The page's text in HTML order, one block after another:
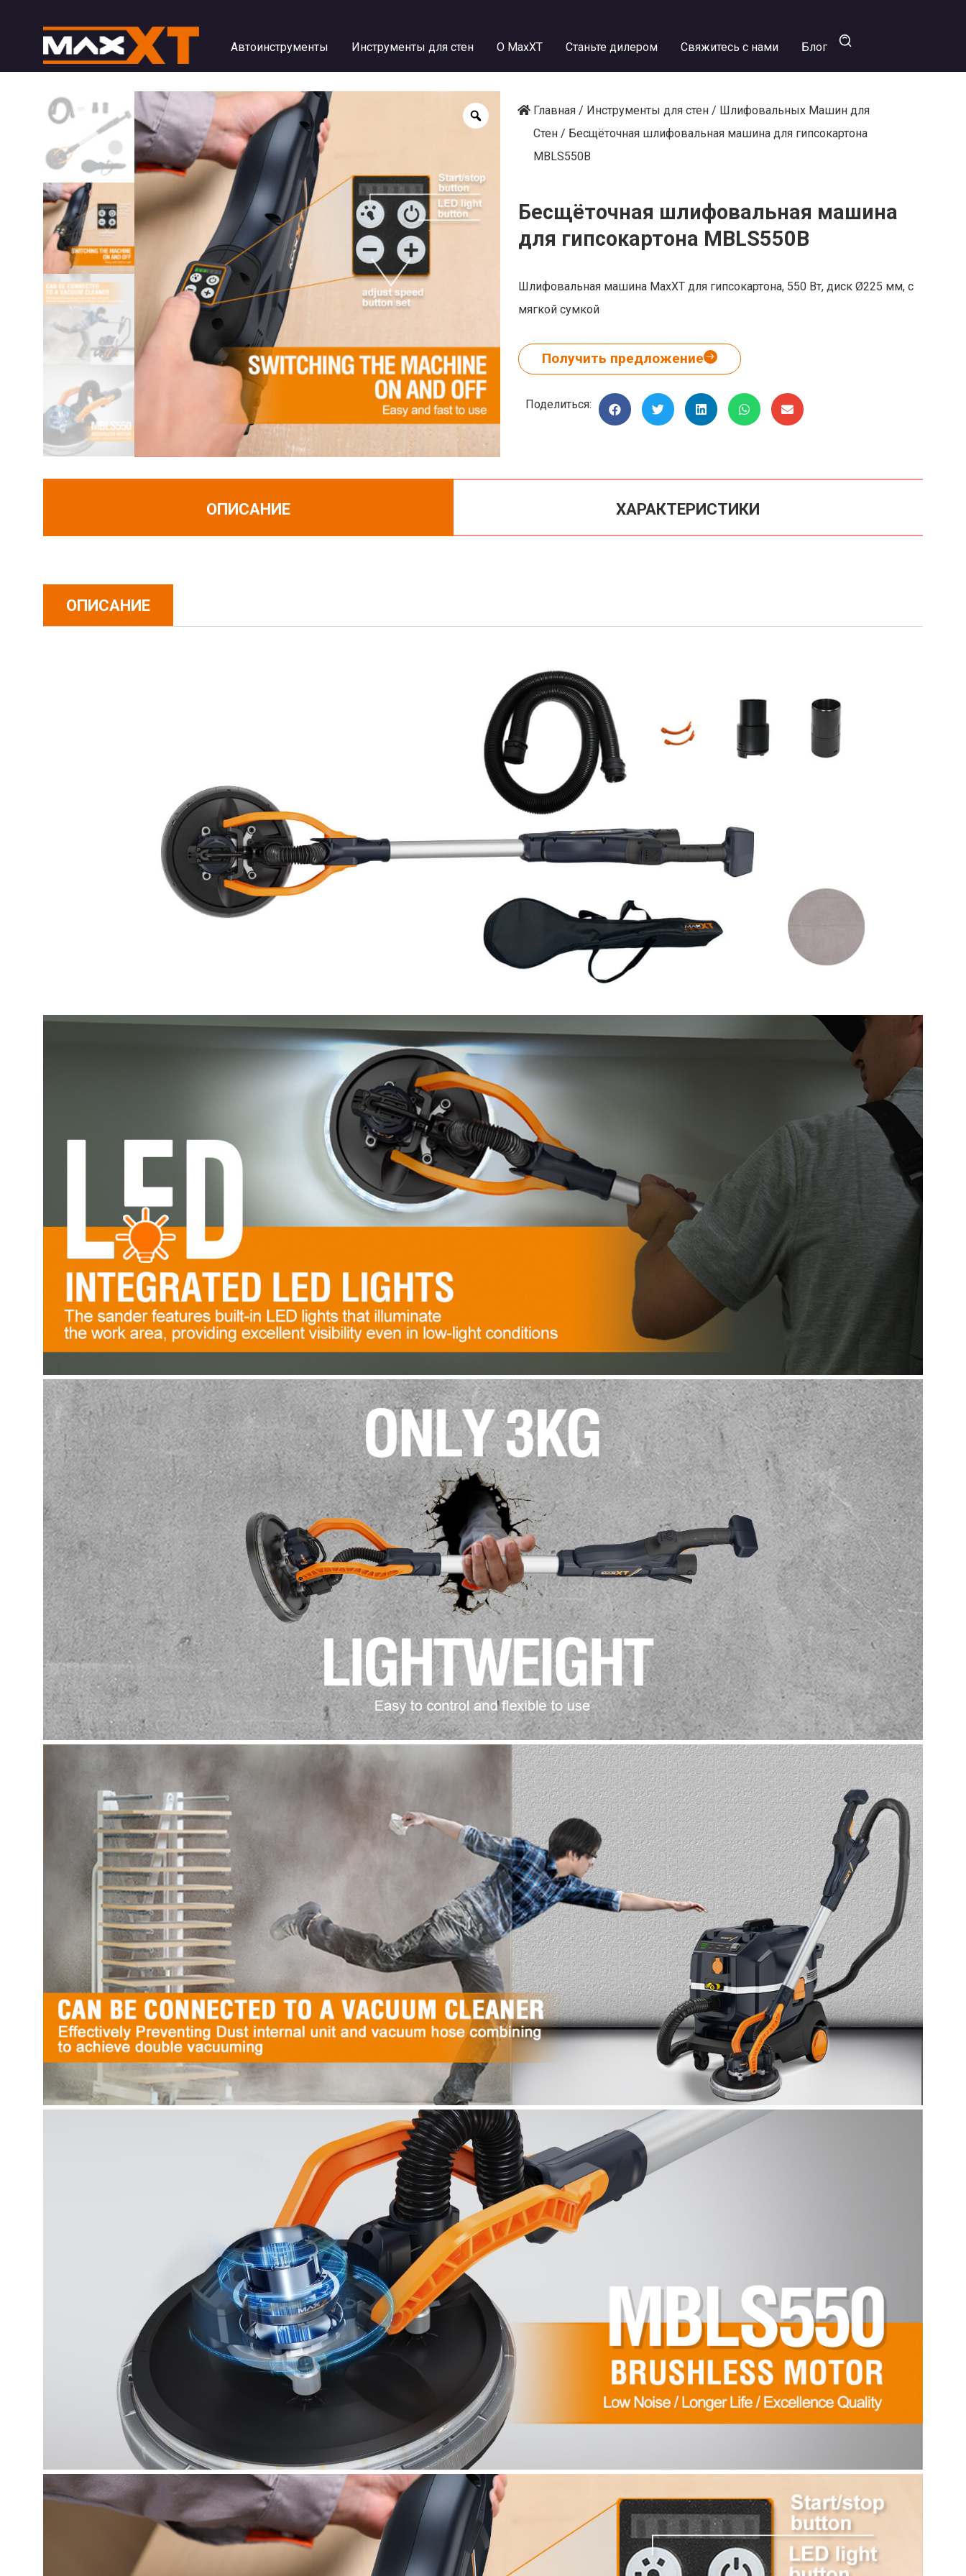
Автоинструменты Инструменты для стен О MaxXT Станьте дилером Свяжитесь с нами Блог
Главная / Инструменты для стен / Шлифовальных Машин для
Стен / Бесщёточная шлифовальная машина для гипсокартона
MBLS550B
Бесщёточная шлифовальная машина
для гипсокартона MBLS550B
Шлифовальная машина MaxXT для гипсокартона, 550 Вт, диск Ø225 мм, с
мягкой сумкой
Получить предложение
Поделиться:
ОПИСАНИЕ ХАРАКТЕРИСТИКИ
ОПИСАНИЕ